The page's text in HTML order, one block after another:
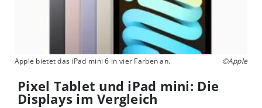
Apple bietet das iPad mini 6 in vier Farben an. ©Apple
Pixel Tablet und iPad mini: Die
Displays im Vergleich